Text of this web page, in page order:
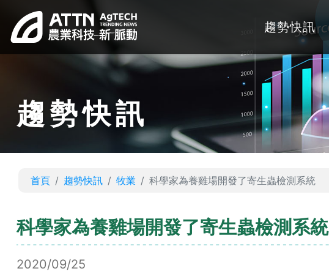
趨勢快訊
趨勢快訊
首頁 趨勢快訊 牧業 科學家為養雞場開發了寄生蟲檢測系統
科學家為養雞場開發了寄生蟲檢測系統
2020/09/25